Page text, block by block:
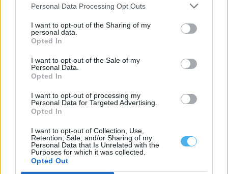
Personal Data Processing Opt Outs
I want to opt-out of the Sharing of my
personal data.
Opted In
I want to opt-out of the Sale of my
Personal Data.
Opted In
I want to opt-out of processing my
Personal Data for Targeted Advertising.
Opted In
I want to opt-out of Collection, Use,
Retention, Sale, and/or Sharing of my
Personal Data that Is Unrelated with the
Purposes for which it was collected.
Opted Out
formação e investigação
A Unidade Local de Saúde (ULS) do Alto Alentejo e o Instituto
Português de...